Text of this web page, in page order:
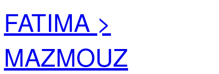
FATIMA >
MAZMOUZ